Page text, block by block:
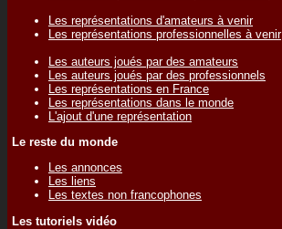
Les représentations d'amateurs à venir
Les représentations professionnelles à venir
Les auteurs joués par des amateurs
Les auteurs joués par des professionnels
Les représentations en France
Les représentations dans le monde
L'ajout d'une représentation
Le reste du monde
Les annonces
Les liens
Les textes non francophones
Les tutoriels vidéo